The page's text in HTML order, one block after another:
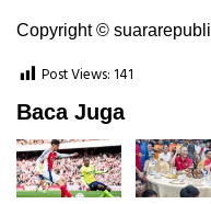
Copyright ©
Post Views: 141
Baca Juga